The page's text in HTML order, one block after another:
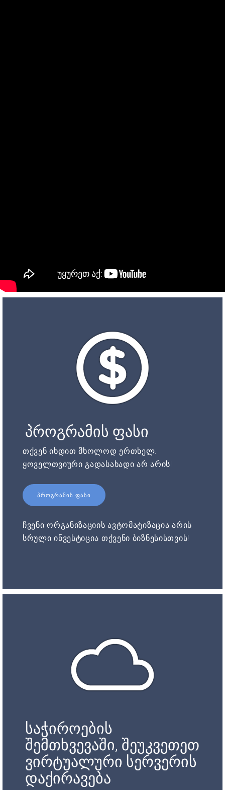
პროგრამის ფასი
თქვენ იხდით მხოლოდ ერთხელ.
ყოველთვიური გადასახადი არ არის!
ᲞᲠᲝᲒᲠᲐᲛᲘᲡ ᲤᲐᲡᲘ
ჩვენი ორგანიზაციის ავტომატიზაცია არის
სრული ინვესტიცია თქვენი ბიზნესისთვის!
საჭიროების
შემთხვევაში, შეუკვეთეთ
ვირტუალური სერვერის
დაქირავება